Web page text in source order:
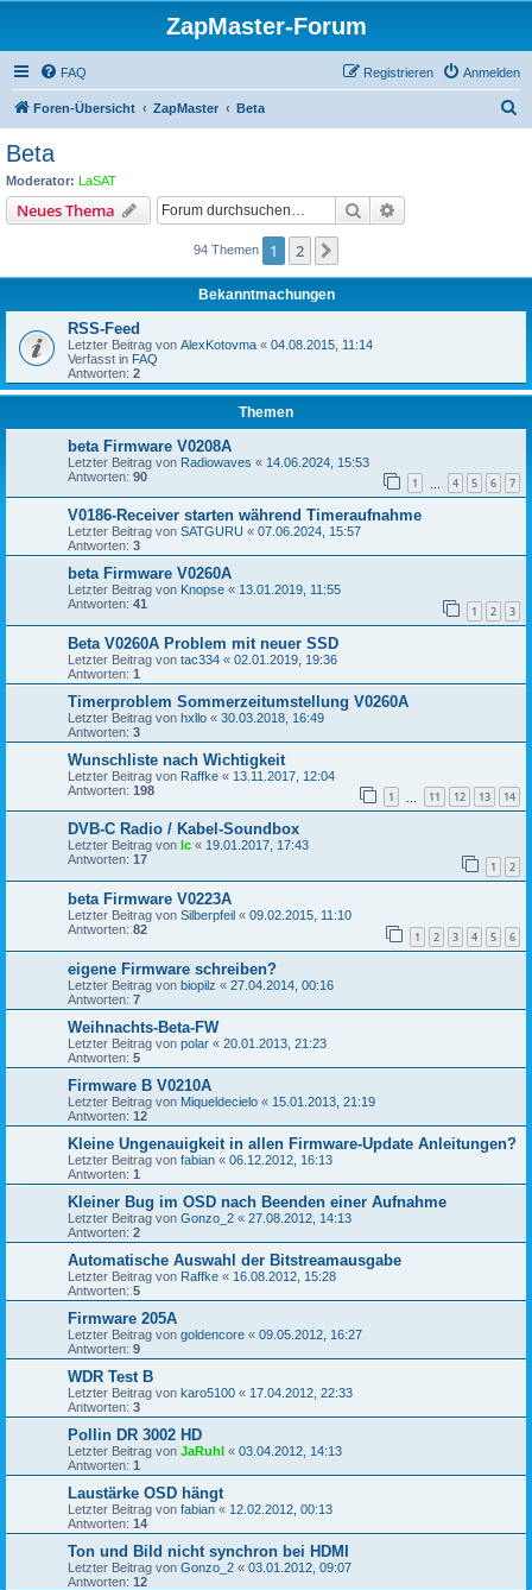
ZapMaster-Forum
FAQ Anmelden
Registrieren
Foren-Übersicht ZapMaster Beta
Beta
Moderator: LaSAT
Neues Thema Suche
94 Themen 1 2
Bekanntmachungen
RSS-Feed
Letzter Beitrag von AlexKotovma « 04.08.2015, 11:14
Verfasst in FAQ
Antworten: 2
Themen
beta Firmware V0208A
Letzter Beitrag von Radiowaves « 14.06.2024, 15:53
Antworten: 90 1 4 5 6 7
V0186-Receiver starten während Timeraufnahme
Letzter Beitrag von SATGURU « 07.06.2024, 15:57
Antworten: 3
beta Firmware V0260A
Letzter Beitrag von Knopse « 13.01.2019, 11:55
Antworten: 41 1 2 3
Beta V0260A Problem mit neuer SSD
Letzter Beitrag von tac334 « 02.01.2019, 19:36
Antworten: 1
Timerproblem Sommerzeitumstellung V0260A
Letzter Beitrag von hxllo « 30.03.2018, 16:49
Antworten: 3
Wunschliste nach Wichtigkeit
Letzter Beitrag von Raffke « 13.11.2017, 12:04
Antworten: 198 1 11 12 13 14
DVB-C Radio / Kabel-Soundbox
Letzter Beitrag von lc « 19.01.2017, 17:43
Antworten: 17 1 2
beta Firmware V0223A
Letzter Beitrag von Silberpfeil « 09.02.2015, 11:10
Antworten: 82 1 2 3 4 5 6
eigene Firmware schreiben?
Letzter Beitrag von biopilz « 27.04.2014, 00:16
Antworten: 7
Weihnachts-Beta-FW
Letzter Beitrag von polar « 20.01.2013, 21:23
Antworten: 5
Firmware B V0210A
Letzter Beitrag von Miqueldecielo « 15.01.2013, 21:19
Antworten: 12
Kleine Ungenauigkeit in allen Firmware-Update Anleitungen?
Letzter Beitrag von fabian « 06.12.2012, 16:13
Antworten: 1
Kleiner Bug im OSD nach Beenden einer Aufnahme
Letzter Beitrag von Gonzo_2 « 27.08.2012, 14:13
Antworten: 2
Automatische Auswahl der Bitstreamausgabe
Letzter Beitrag von Raffke « 16.08.2012, 15:28
Antworten: 5
Firmware 205A
Letzter Beitrag von goldencore « 09.05.2012, 16:27
Antworten: 9
WDR Test B
Letzter Beitrag von karo5100 « 17.04.2012, 22:33
Antworten: 3
Pollin DR 3002 HD
Letzter Beitrag von JaRuhl « 03.04.2012, 14:13
Antworten: 1
Laustärke OSD hängt
Letzter Beitrag von fabian « 12.02.2012, 00:13
Antworten: 14
Ton und Bild nicht synchron bei HDMI
Letzter Beitrag von Gonzo_2 « 03.01.2012, 09:07
Antworten: 12